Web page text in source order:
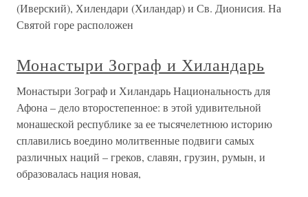
(Иверский), Хилендари (Хиландар) и Св. Дионисия. На
Святой горе расположен
Монастыри Зограф и Хиландарь
Монастыри Зограф и Хиландарь Национальность для
Афона – дело второстепенное: в этой удивительной
монашеской республике за ее тысячелетнюю историю
сплавились воедино молитвенные подвиги самых
различных наций – греков, славян, грузин, румын, и
образовалась нация новая,